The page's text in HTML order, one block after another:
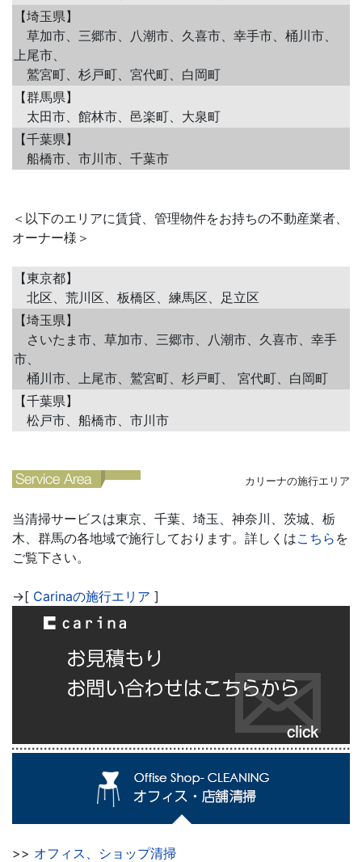
【埼玉県】
草加市、三郷市、八潮市、久喜市、幸手市、桶川市、
上尾市、
鷲宮町、杉戸町、宮代町、白岡町
【群馬県】
太田市、館林市、邑楽町、大泉町
【千葉県】
船橋市、市川市、千葉市
＜以下のエリアに賃貸、管理物件をお持ちの不動産業者、
オーナー様＞
【東京都】
北区、荒川区、板橋区、練馬区、足立区
【埼玉県】
さいたま市、草加市、三郷市、八潮市、久喜市、幸手
市、
桶川市、上尾市、鷲宮町、杉戸町、 宮代町、白岡町
【千葉県】
松戸市、船橋市、市川市
カリーナの施行エリア
当清掃サービスは東京、千葉、埼玉、神奈川、茨城、栃
木、群馬の各地域で施行しております。詳しくはこちら を
ご覧下さい。
→[ Carinaの施行エリア ]
>> オフィス、ショップ清掃